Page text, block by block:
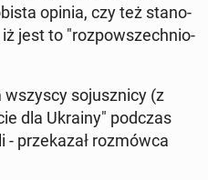
opinia, czy też sta­no­
jest to "roz­po­wszech­nio­
so­jusz­ni­cy (z
dla Ukrainy" podczas
prze­ka­zał roz­mów­ca